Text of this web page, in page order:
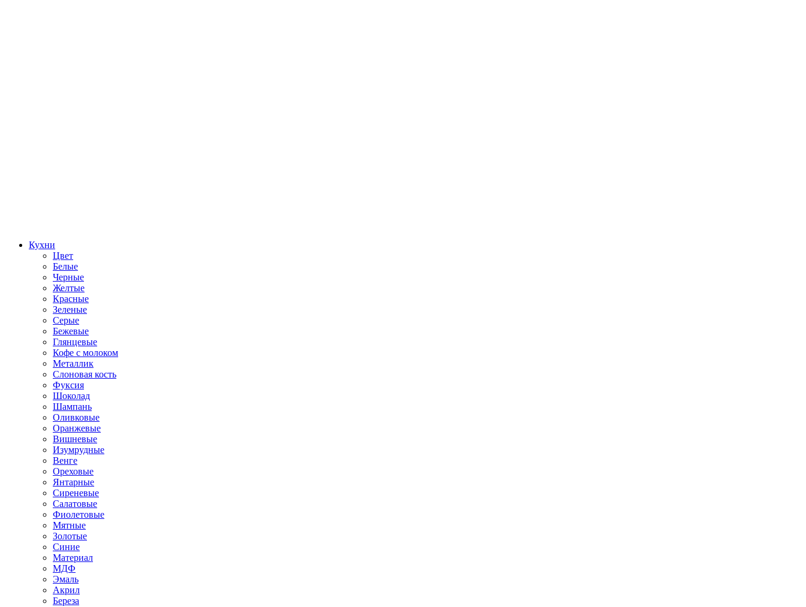
Кухни
Цвет
Белые
Черные
Желтые
Красные
Зеленые
Серые
Бежевые
Глянцевые
Кофе с молоком
Металлик
Слоновая кость
Фуксия
Шоколад
Шампань
Оливковые
Оранжевые
Вишневые
Изумрудные
Венге
Ореховые
Янтарные
Сиреневые
Салатовые
Фиолетовые
Мятные
Золотые
Синие
Материал
МДФ
Эмаль
Акрил
Береза